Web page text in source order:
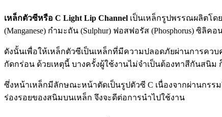
เหล็กตัวซีหรือ C Light Lip Channel เป็นเหล็กรูปพรรณผลิตโด
(Manganese) กำมะถัน (Sulphur) ฟอสฟอรัส (Phosphorus)
ดังนั้นเพื่อให้เหล็กตัวซีเป็นเหล็กที่มีความปลอดภัยผ่านการคว
กัดกร่อน ด้วยเหตุนี้ บางครั้งผู้ใช้งานไม่จำเป็นต้องทาสีกันส
ซึ่งหน้าเหล็กมีลักษณะหน้าตัดเป็นรูปตัวซี C เนื่องจากผ่านกรร
ร่องรอยของสนิมบนเหล็ก จึงจะดีต่อการนำไปใช้งาน